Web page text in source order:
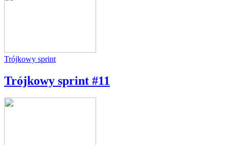
Trójkowy sprint
Trójkowy sprint #11